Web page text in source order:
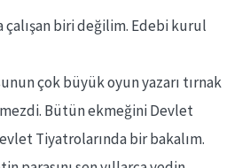
çalışan biri değilim. Edebi kurul
çok büyük oyun yazarı tırnak
Bütün ekmeğini Devlet
Tiyatrolarında bir bakalım.